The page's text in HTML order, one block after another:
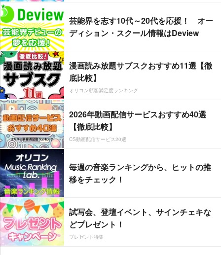
芸能界を志す10代～20代を応援！ オー
ディション・スクール情報はDeview
漫画読み放題サブスクおすすめ11選【徹
底比較】
オリコン顧客満足度ランキング
2026年動画配信サービスおすすめ40選
【徹底比較】
CS動画配信サービス20選
毎週の音楽ランキングから、ヒットの推
移をチェック！
試写会、登壇イベント、サインチェキな
どプレゼント！
プレゼント特集